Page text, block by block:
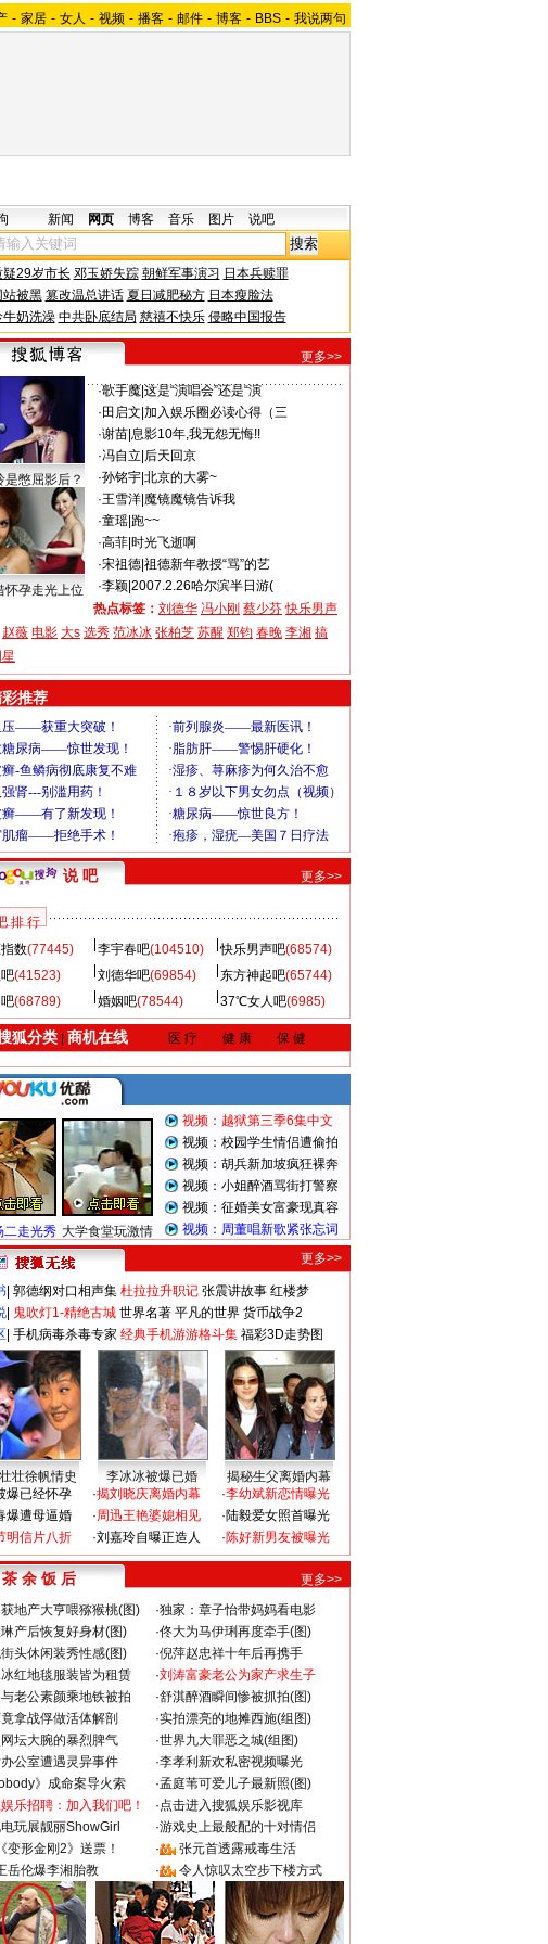
- 家居 - 女人 - 视频 - 播客 - 邮件 - 博客 - BBS - 我说两句
新闻 网页 博客 音乐 图片 说吧
疑29岁市长 邓玉娇失踪 朝鲜军事演习 日本兵赎罪
站被黑 篡改温总讲话 夏日减肥秘方 日本瘦脸法
牛奶洗澡 中共卧底结局 慈禧不快乐 侵略中国报告
更多>>
是憋屈影后？
怀孕走光上位
·歌手魔| 这是“演唱会”还是“演
· 田启文 加入娱乐圈必读心得（三
·谢苗| 息影10年,我无怨无悔!!
·冯自立 后天回京
·孙铭宇| 北京的大雾~
·王雪洋| 魔镜魔镜告诉我
·童瑶| 跑~~
·高菲| 时光飞逝啊
·宋祖德| 祖德新年教授“骂”的艺
·李颖| 2007.2.26哈尔滨半日游(
热点标签： 刘德华 冯小刚 蔡少芬 快乐男声
赵薇 电影 大s 选秀 范冰冰 张柏芝 苏醒 郑钧 春晚 李湘 搞
推荐
说 吧 更多>>
排 行
数(77445) 李宇春吧(104510) 快乐男声吧(68574)
(41523) 刘德华吧(69854) 东方神起吧(65744)
(68789) 婚姻吧(78544) 37℃女人吧(6985)
狐分类| 商机在线 医 疗 健 康 保 健
二走光秀 大学食堂玩激情
视频：越狱第三季6集中文
视频：校园学生情侣遭偷拍
视频：胡兵新加坡疯狂裸奔
视频：小姐醉酒骂街打警察
视频：征婚美女富豪现真容
视频：周董唱新歌紧张忘词
更多>>
郭德纲对口相声集 杜拉拉升职记 张震讲故事 红楼梦
鬼吹灯1-精绝古城 世界名著 平凡的世界 货币战争2
手机病毒杀毒专家 经典手机游游格斗集 福彩3D走势图
壮徐帆情史 李冰冰被爆已婚
揭秘生父离婚内幕
爆已经怀孕
爆遭母逼婚
明信片八折
·揭刘晓庆离婚内幕
·周迅王艳婆媳相见
·刘嘉玲自曝正造人
·李幼斌新恋情曝光
·陆毅爱女照首曝光
·陈好新男友被曝光
茶 余 饭 后
更多>>
地产大亨喂猕猴桃(图) ·独家：章子怡带妈妈看电影
产后恢复好身材(图) ·佟大为马伊琍再度牵手(图)
头休闲装秀性感(图) ·倪萍赵忠祥十年后再携手
红地毯服装皆为租赁 ·刘涛富豪老公为家产求生子
老公素颜乘地铁被拍 ·舒淇醉酒瞬间惨被抓拍(图)
拿战俘做活体解剖 ·实拍漂亮的地摊西施(组图)
坛大腕的暴烈脾气 ·世界九大罪恶之城(组图)
公室遭遇灵异事件 ·李孝利新欢私密视频曝光
》成命案导火索 ·孟庭苇可爱儿子最新照(图)
乐招聘：加入我们吧！ ·点击进入搜狐娱乐影视库
玩展靓丽ShowGirl ·游戏史上最般配的十对情侣
《变形金刚2》送票！ ·
张元首透露戒毒生活
岳伦爆李湘胎教 · 令人惊叹太空步下楼方式